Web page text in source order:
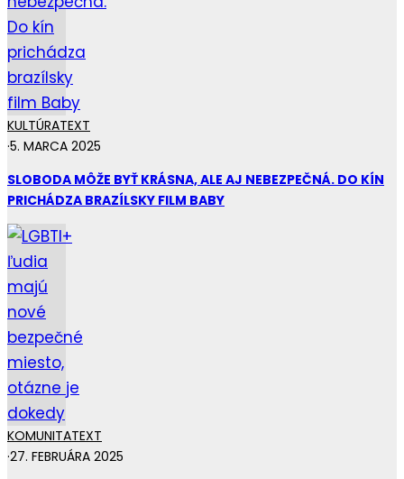
KULTÚRATEXT
·5. MARCA 2025
SLOBODA MÔŽE BYŤ KRÁSNA, ALE AJ NEBEZPEČNÁ. DO KÍN
PRICHÁDZA BRAZÍLSKY FILM BABY
KOMUNITATEXT
·27. FEBRUÁRA 2025